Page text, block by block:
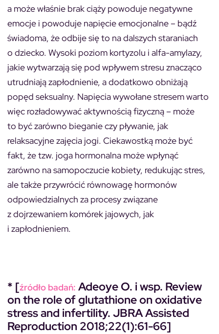
a może właśnie brak ciąży powoduje negatywne
emocje i powoduje napięcie emocjonalne – bądź
świadoma, że odbije się to na dalszych staraniach
o dziecko. Wysoki poziom kortyzolu i alfa-amylazy,
jakie wytwarzają się pod wpływem stresu znacząco
utrudniają zapłodnienie, a dodatkowo obniżają
popęd seksualny. Napięcia wywołane stresem warto
więc rozładowywać aktywnością fizyczną – może
to być zarówno bieganie czy pływanie, jak
relaksacyjne zajęcia jogi. Ciekawostką może być
fakt, że tzw. joga hormonalna może wpłynąć
zarówno na samopoczucie kobiety, redukując stres,
ale także przywrócić równowagę hormonów
odpowiedzialnych za procesy związane
z dojrzewaniem komórek jajowych, jak
i zapłodnieniem.
* [źródło badań: Adeoye O. i wsp. Review
on the role of glutathione on oxidative
stress and infertility. JBRA Assisted
Reproduction 2018;22(1):61-66]